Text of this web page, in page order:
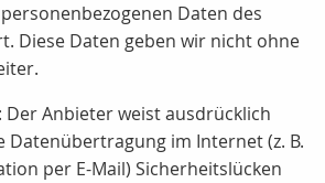
Daten des
Diese Daten geben wir nicht ohne
Anbieter weist ausdrücklich
Datenübertragung im Internet (z. B.
per E-Mail) Sicherheitslücken